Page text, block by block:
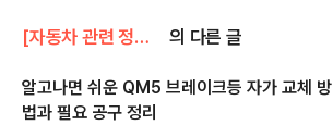
[자동차 관련 정보]/자동차 정비 DIY 의 다른 글
알고나면 쉬운 QM5 브레이크등 자가 교체 방
법과 필요 공구 정리